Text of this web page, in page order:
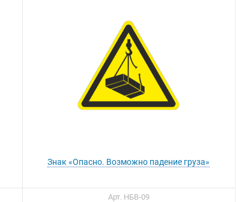
Знак «Опасно. Возможно падение груза»
Арт. НБВ-09